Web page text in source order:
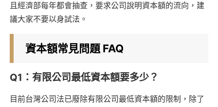
且經濟部每年都會抽查，要求公司說明資本額的流向，建
議大家不要以身試法。
資本額常見問題 FAQ
Q1：有限公司最低資本額要多少？
目前台灣公司法已廢除有限公司最低資本額的限制，除了